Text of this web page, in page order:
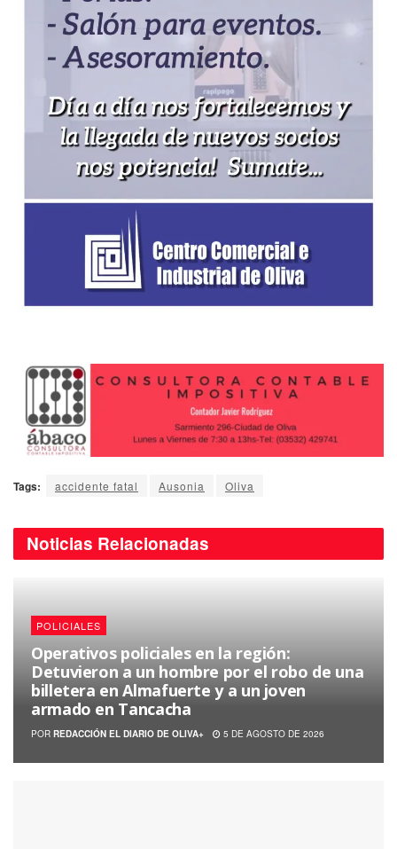
Tags: accidente fatal Ausonia Oliva
Noticias Relacionadas
POLICIALES
Operativos policiales en la región:
Detuvieron a un hombre por el robo de una
billetera en Almafuerte y a un joven
armado en Tancacha
POR REDACCIÓN EL DIARIO DE OLIVA+ 5 DE AGOSTO DE 2026